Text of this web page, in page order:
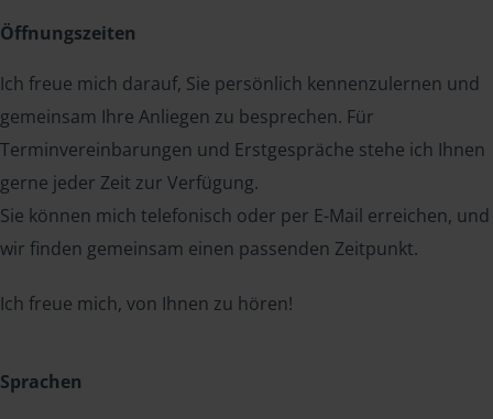
Öffnungszeiten
Ich freue mich darauf, Sie persönlich kennenzulernen und
gemeinsam Ihre Anliegen zu besprechen. Für
Terminvereinbarungen und Erstgespräche stehe ich Ihnen
gerne jeder Zeit zur Verfügung.
Sie können mich telefonisch oder per E-Mail erreichen, und
wir finden gemeinsam einen passenden Zeitpunkt.
Ich freue mich, von Ihnen zu hören!
Sprachen